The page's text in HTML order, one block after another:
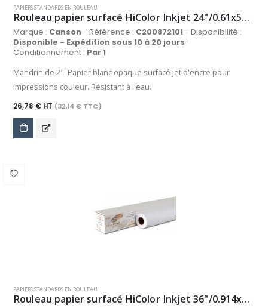
PAPIERS STANDARDS EN ROULEAU
Rouleau papier surfacé HiColor Inkjet 24"/0.61x50m 90g/m², blanc
Marque : Canson - Référence : C200872101- Disponibilité :
Disponible - Expédition sous 10 à 20 jours -
Conditionnement : Par 1
Mandrin de 2". Papier blanc opaque surfacé jet d'encre pour
impressions couleur. Résistant à l'eau.
26,78 € HT (32,14 € TTC)
PAPIERS STANDARDS EN ROULEAU
Rouleau papier surfacé HiColor Inkjet 36"/0.914x90m 90g/m², blanc